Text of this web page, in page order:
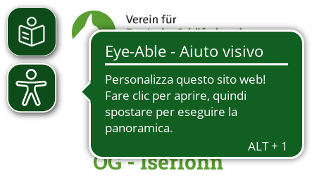
OG - Iserlohn